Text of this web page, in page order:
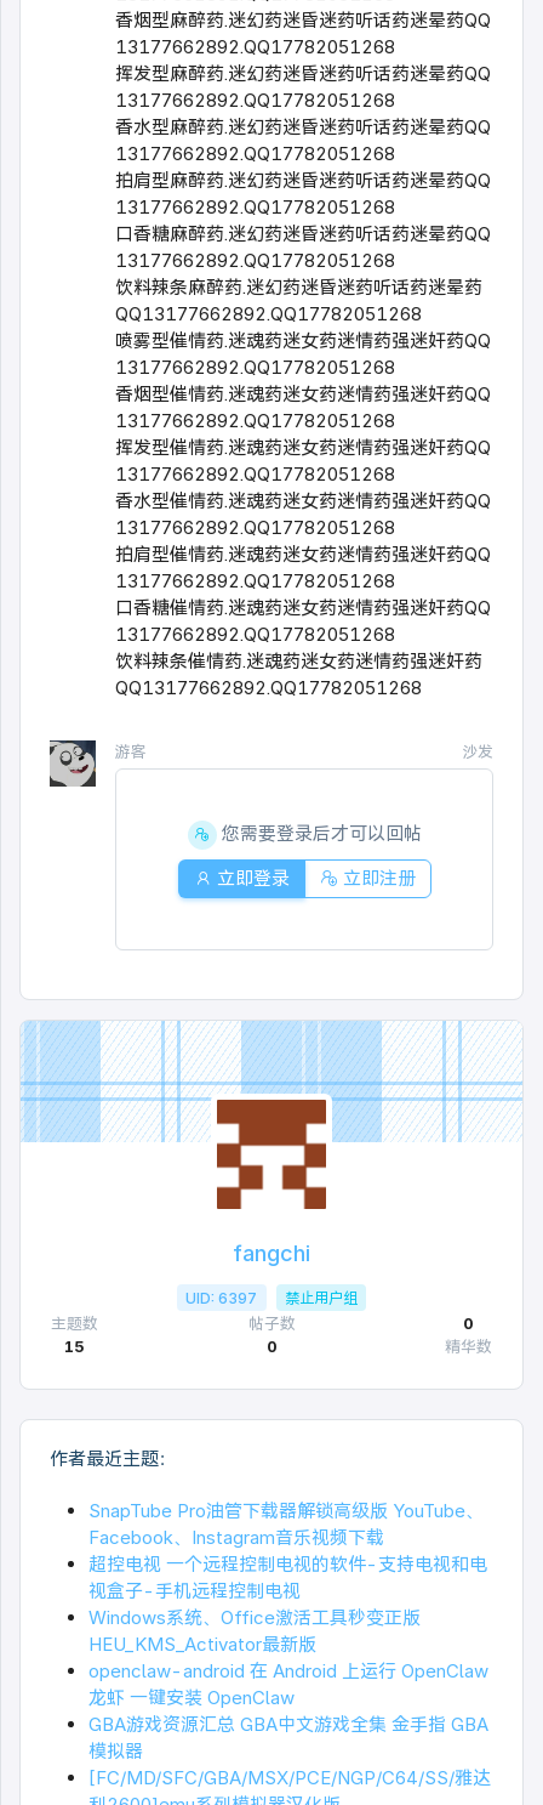
香烟型麻醉药.迷幻药迷昏迷药听话药迷晕药QQ
13177662892.QQ17782051268
挥发型麻醉药.迷幻药迷昏迷药听话药迷晕药QQ
13177662892.QQ17782051268
香水型麻醉药.迷幻药迷昏迷药听话药迷晕药QQ
13177662892.QQ17782051268
拍肩型麻醉药.迷幻药迷昏迷药听话药迷晕药QQ
13177662892.QQ17782051268
口香糖麻醉药.迷幻药迷昏迷药听话药迷晕药QQ
13177662892.QQ17782051268
饮料辣条麻醉药.迷幻药迷昏迷药听话药迷晕药
QQ13177662892.QQ17782051268
喷雾型催情药.迷魂药迷女药迷情药强迷奸药QQ
13177662892.QQ17782051268
香烟型催情药.迷魂药迷女药迷情药强迷奸药QQ
13177662892.QQ17782051268
挥发型催情药.迷魂药迷女药迷情药强迷奸药QQ
13177662892.QQ17782051268
香水型催情药.迷魂药迷女药迷情药强迷奸药QQ
13177662892.QQ17782051268
拍肩型催情药.迷魂药迷女药迷情药强迷奸药QQ
13177662892.QQ17782051268
口香糖催情药.迷魂药迷女药迷情药强迷奸药QQ
13177662892.QQ17782051268
饮料辣条催情药.迷魂药迷女药迷情药强迷奸药
QQ13177662892.QQ17782051268
游客 沙发
您需要登录后才可以回帖
立即登录
立即注册
fangchi
UID: 6397
禁止用户组
主题数
15
帖子数
0
0
精华数
作者最近主题：
SnapTube Pro油管下载器解锁高级版 YouTube、
Facebook、Instagram音乐视频下载
超控电视 一个远程控制电视的软件-支持电视和电
视盒子-手机远程控制电视
Windows系统、Office激活工具秒变正版
HEU_KMS_Activator最新版
openclaw-android 在 Android 上运行 OpenClaw
龙虾 一键安装 OpenClaw
GBA游戏资源汇总 GBA中文游戏全集 金手指 GBA
模拟器
[FC/MD/SFC/GBA/MSX/PCE/NGP/C64/SS/雅达